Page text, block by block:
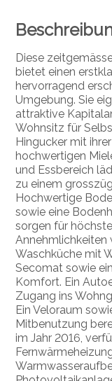
Diese
bietet einen
hervorragend
Umgebung. Sie
attraktive
Wohnsitz für
Hingucker mit
hochwertigen
und Essbereich
zu einem
Hochwertige
sowie eine
sorgen für
Annehmlichkeiten
Waschküche mit
Secomat sowie
Komfort. Ein
Zugang ins
Ein Veloraum
Mitbenutzung
im Jahr 2016,